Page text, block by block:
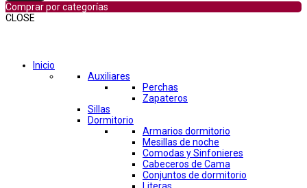
Comprar por categorías
CLOSE
Inicio
Auxiliares
Perchas
Zapateros
Sillas
Dormitorio
Armarios dormitorio
Mesillas de noche
Comodas y Sinfonieres
Cabeceros de Cama
Conjuntos de dormitorio